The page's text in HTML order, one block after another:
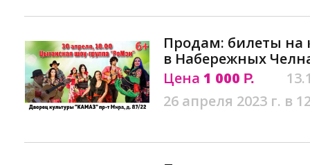
Продам: билеты на
в Набережных
Цена 1 000 Р.
26 апреля 2023 г. в